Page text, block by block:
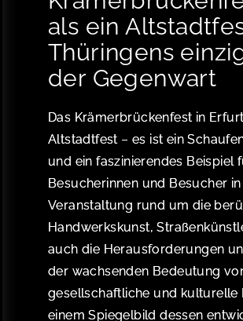
als ein
Thüringens
der Gegenwart
Das Krämerbrückenfest in
Altstadtfest – es ist ein
und ein faszinierendes
Besucherinnen und Besucher
Veranstaltung rund um die
Handwerkskunst,
auch die Herausforderungen
der wachsenden Bedeutung
gesellschaftliche und kulturelle
einem Spiegelbild dessen